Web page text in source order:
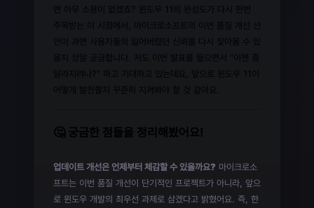
면 아무 소용이 없겠죠? 윈도우 11의 완성도가 다시 한번
주목받는 이 시점에서, 마이크로소프트의 이번 품질 개선 선
언이 과연 사용자들의 잃어버렸던 신뢰를 다시 찾아올 수 있
을지 정말 궁금합니다. 저도 이번 발표를 들으면서 "이젠 좀
달라지려나?" 하고 기대하고 있는데요, 앞으로 윈도우 11이
어떻게 발전할지 꾸준히 지켜봐야 할 것 같아요.
🤔 궁금한 점들을 정리해봤어요!
업데이트 개선은 언제부터 체감할 수 있을까요? 마이크로소
프트는 이번 품질 개선이 단기적인 프로젝트가 아니라, 앞으
로 윈도우 개발의 최우선 과제로 삼겠다고 밝혔어요. 즉, 한